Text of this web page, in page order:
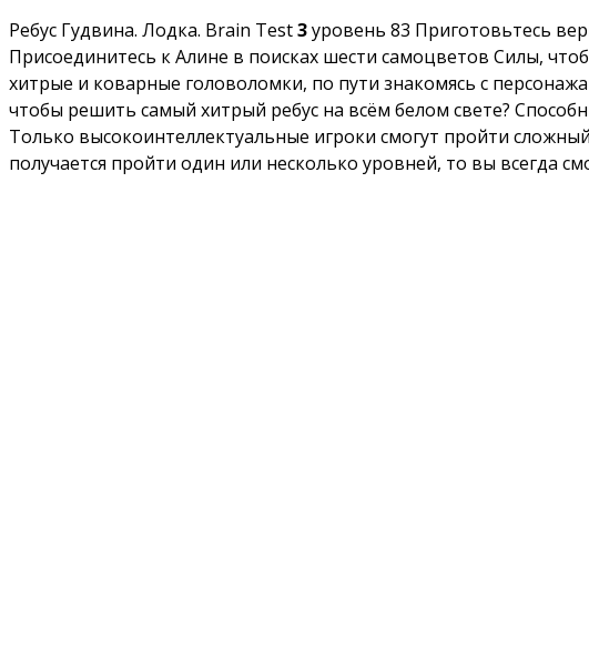
Ребус Гудвина. Лодка. Brain Test3уровень 83 Приготовьтесь
Присоединитесь к Алине в поисках шести самоцветов Силы,
хитрые и коварные головоломки, по пути знакомясь с
чтобы решить самый хитрый ребус на всём белом свете?
Только высокоинтеллектуальные игроки смогут пройти
получается пройти один или несколько уровней, то вы всегда